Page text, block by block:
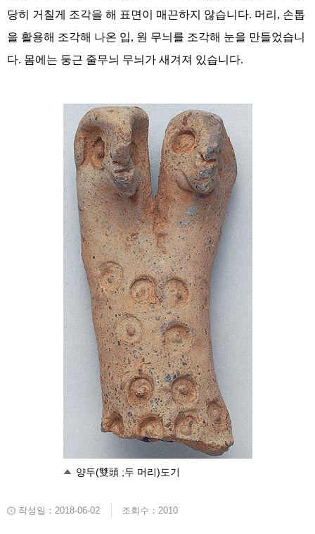
당히 거칠게 조각을 해 표면이 매끈하지 않습니다. 머리 , 손톱
을 활용해 조각해 나온 입, 원 무늬를 조각해 눈을 만들었습니
다. 몸에는 둥근 줄무늬 무늬가 새겨져 있습니다.
양두(雙頭 ;두 머리)도기
작성일：2018-06-02 조회수：2010